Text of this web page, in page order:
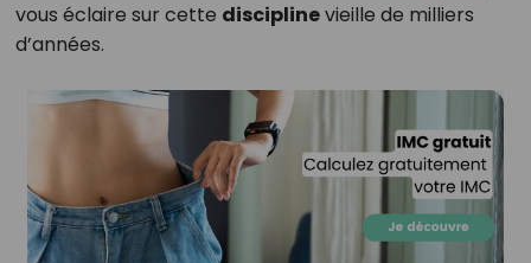
vous éclaire sur cette disciplinevieille de milliers
d’années.